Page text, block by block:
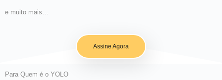
e muito mais…
Assine Agora
Para Quem é o YOLO